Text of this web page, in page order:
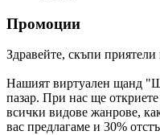
Промоции
Здравейте, скъпи
Нашият виртуален щанд
пазар. При нас ще
всички видове жанрове,
вас предлагаме и 30%